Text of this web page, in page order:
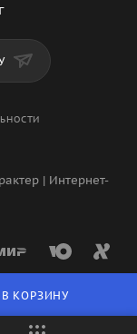
В КОРЗИНУ
| Интернет-